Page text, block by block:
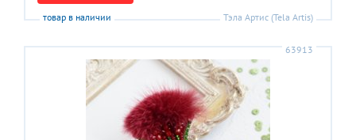
товар в наличии Тэла Артис (Tela Artis)
63913